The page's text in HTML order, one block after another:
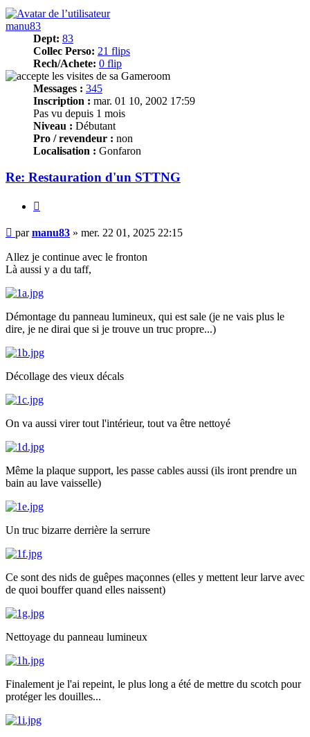
manu83
Dept: 83
Collec Perso: 21 flips
Rech/Achete: 0 flip
Messages : 345
Inscription : mar. 01 10, 2002 17:59
Pas vu depuis 1 mois
Niveau : Débutant
Pro / revendeur : non
Localisation : Gonfaron
Re: Restauration d'un STTNG
Message
parmanu83 » mer. 22 01, 2025 22:15
Allez je continue avec le fronton
Là aussi y a du taff,
Démontage du panneau lumineux, qui est sale (je ne vais plus le
dire, je ne dirai que si je trouve un truc propre...)
Décollage des vieux décals
On va aussi virer tout l'intérieur, tout va être nettoyé
Même la plaque support, les passe cables aussi (ils iront prendre un
bain au lave vaisselle)
Un truc bizarre derrière la serrure
Ce sont des nids de guêpes maçonnes (elles y mettent leur larve avec
de quoi bouffer quand elles naissent)
Nettoyage du panneau lumineux
Finalement je l'ai repeint, le plus long a été de mettre du scotch pour
protéger les douilles...